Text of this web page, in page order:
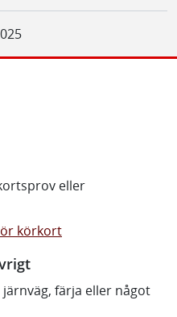
eller
körkort
färja eller något